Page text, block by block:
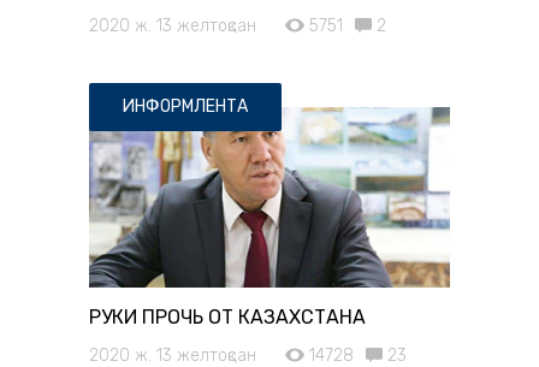
2020 ж. 13 желтоқсан 5751 2
ИНФОРМЛЕНТА
РУКИ ПРОЧЬ ОТ КАЗАХСТАНА
2020 ж. 13 желтоқсан 14728 23